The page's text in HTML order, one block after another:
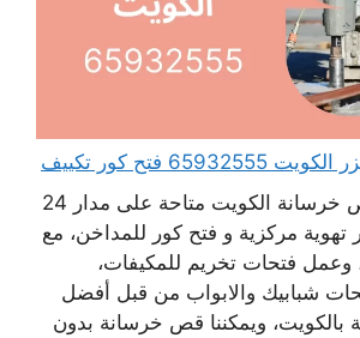
فتح كور تكييف
خدمات شركة قص خرسانة الكويت متاحة على مدار 24
مركزية و فتح كور للمداخن، مع
وعمل فتحات تخريم للمكيفات،
شبابيك والابواب من قبل أفضل
ويمكننا قص خرسانة بدون